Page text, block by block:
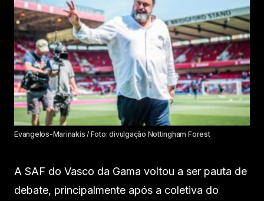
Evangelos-Marinakis / Foto: divulgação Nottingham Forest
A SAF do Vasco da Gama voltou a ser pauta de
debate, principalmente após a coletiva do